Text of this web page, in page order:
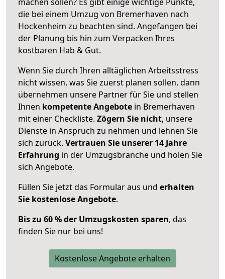
die bei einem Umzug von Bremerhaven nach
Hockenheim zu beachten sind. Angefangen bei
der Planung bis hin zum Verpacken Ihres
kostbaren Hab & Gut.
Wenn Sie durch Ihren alltäglichen Arbeitsstress
nicht wissen, was Sie zuerst planen sollen, dann
übernehmen unsere Partner für Sie und stellen
Ihnen kompetente Angebote in Bremerhaven
mit einer Checkliste. Zögern Sie nicht, unsere
Dienste in Anspruch zu nehmen und lehnen Sie
sich zurück. Vertrauen Sie unserer 14 Jahre
Erfahrung in der Umzugsbranche und holen Sie
sich Angebote.
Füllen Sie jetzt das Formular aus und erhalten
Sie kostenlose Angebote.
Bis zu 60 % der Umzugskosten sparen, das
finden Sie nur bei uns!
Kostenlose Angebote erhalten